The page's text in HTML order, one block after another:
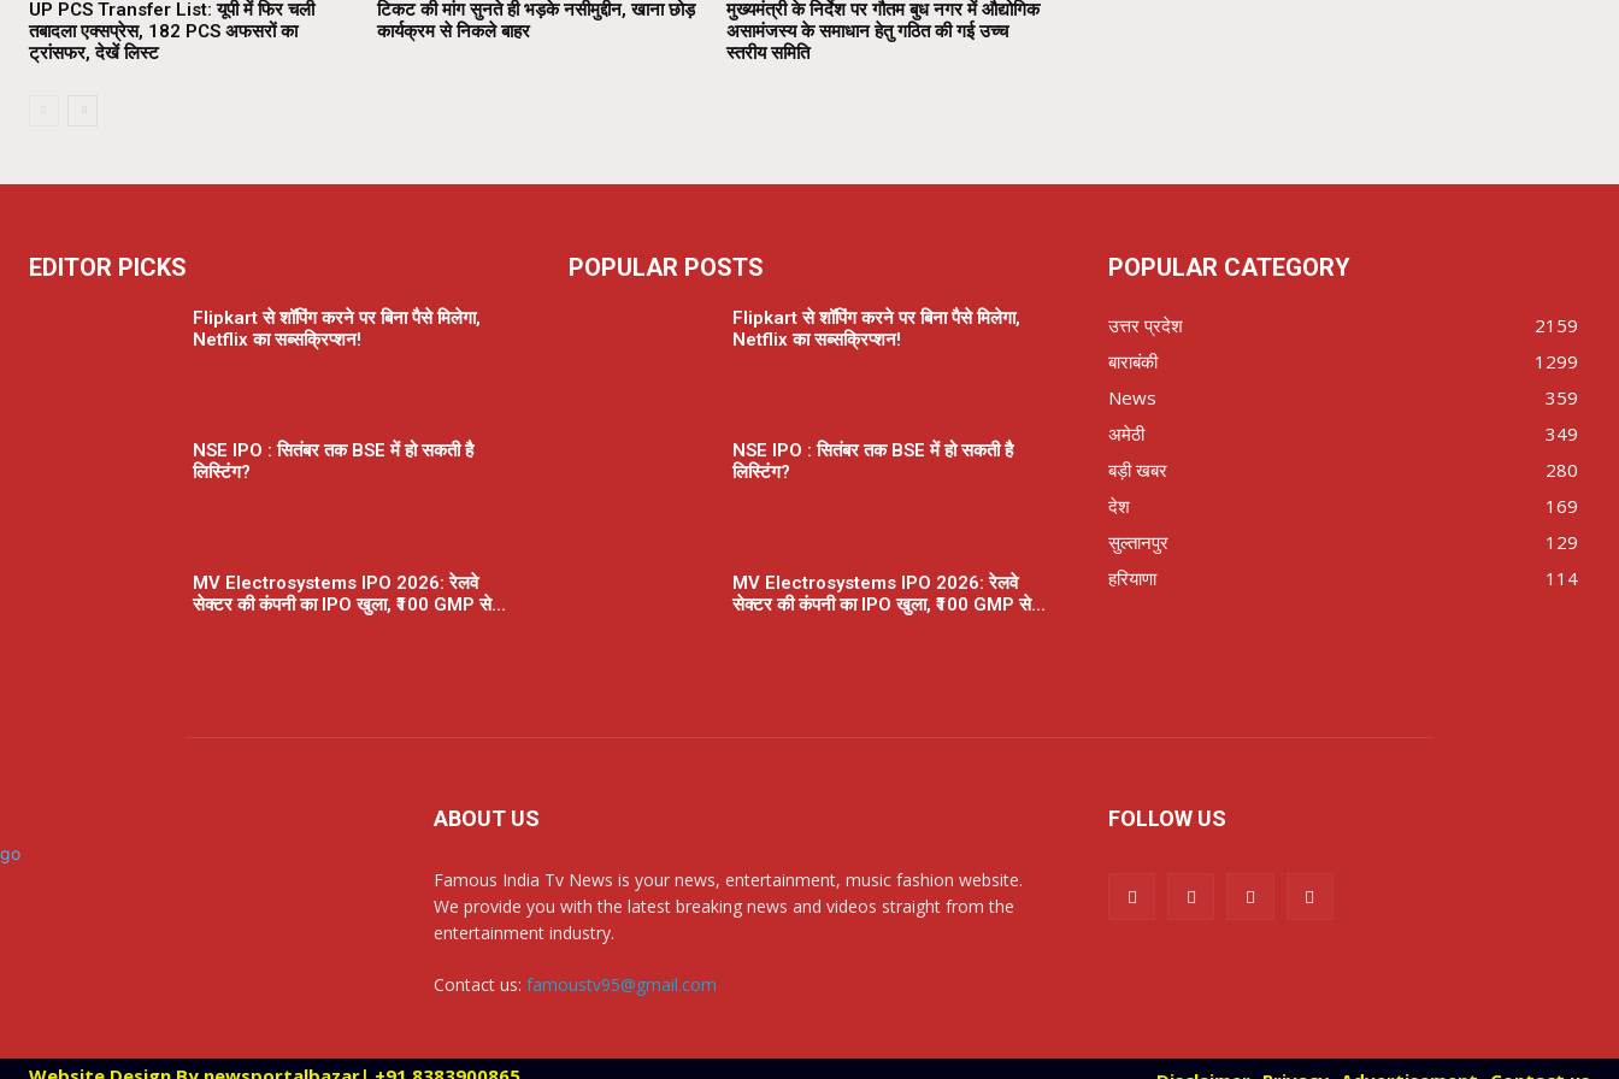
UP PCS Transfer List: यूपी में फिर चली
तबादला एक्सप्रेस, 182 PCS अफसरों का
ट्रांसफर, देखें लिस्ट
टिकट की मांग सुनते ही भड़के नसीमुद्दीन, खाना छोड़
कार्यक्रम से निकले बाहर
मुख्यमंत्री के निर्देश पर गौतम बुध नगर में औद्योगिक
असामंजस्य के समाधान हेतु गठित की गई उच्च
स्तरीय समिति
EDITOR PICKS
Flipkart से शॉपिंग करने पर बिना पैसे मिलेगा,
Netflix का सब्सक्रिप्शन!
NSE IPO : सितंबर तक BSE में हो सकती है
लिस्टिंग?
MV Electrosystems IPO 2026: रेलवे
सेक्टर की कंपनी का IPO खुला, ₹100 GMP से...
POPULAR POSTS
Flipkart से शॉपिंग करने पर बिना पैसे मिलेगा,
Netflix का सब्सक्रिप्शन!
NSE IPO : सितंबर तक BSE में हो सकती है
लिस्टिंग?
MV Electrosystems IPO 2026: रेलवे
सेक्टर की कंपनी का IPO खुला, ₹100 GMP से...
POPULAR CATEGORY
उत्तर प्रदेश
2159
बाराबंकी
1299
News
359
अमेठी
349
बड़ी खबर
280
देश
169
सुल्तानपुर
129
हरियाणा
114
ABOUT US
Famous India Tv News is your news, entertainment, music fashion website.
We provide you with the latest breaking news and videos straight from the
entertainment industry.
Contact us: famoustv95@gmail.com
FOLLOW US